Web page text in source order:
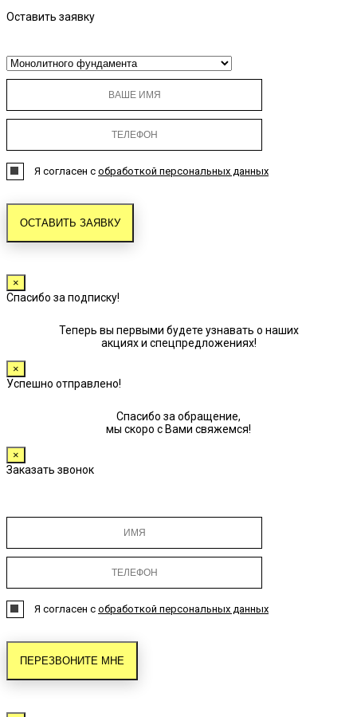
Оставить заявку
Я согласен с обработкой персональных данных
×
Спасибо за подписку!
Теперь вы первыми будете узнавать о наших
акциях и спецпредложениях!
×
Успешно отправлено!
Спасибо за обращение,
мы скоро с Вами свяжемся!
×
Заказать звонок
Я согласен с обработкой персональных данных